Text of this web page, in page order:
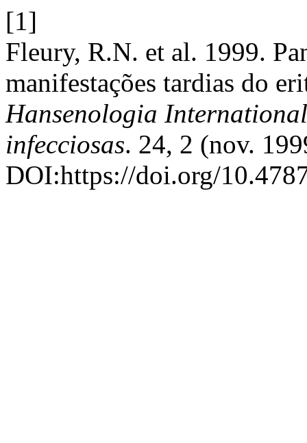
[1]
Fleury, R.N. et al. 1999.
manifestações tardias do
Hansenologia
infecciosas. 24, 2 (nov.
DOI:https://doi.org/